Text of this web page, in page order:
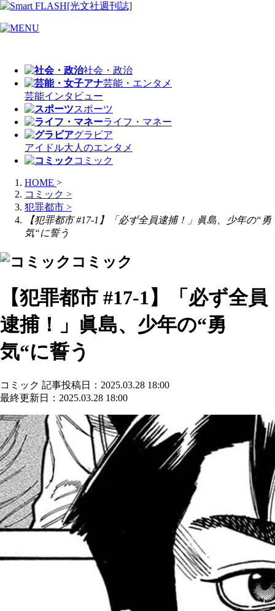
社会・政治
芸能・エンタメ
芸能インタビュー
スポーツ
ライフ・マネー
グラビア
アイドル大人のエンタメ
コミック
HOME >
コミック >
犯罪都市 >
【犯罪都市 #17-1】「必ず全員逮捕！」眞島、少年の“勇
気“に誓う
コミック
【犯罪都市 #17-1】「必ず全員
逮捕！」眞島、少年の“勇
気“に誓う
コミック 記事投稿日：2025.03.28 18:00
最終更新日：2025.03.28 18:00